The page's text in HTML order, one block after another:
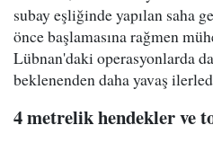
subay eşliğinde yapılan saha
önce başlamasına rağmen
Lübnan'daki operasyonlarda
beklenenden daha yavaş
4 metrelik hendekler ve